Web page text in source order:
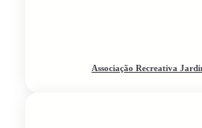
Associação Recreativa